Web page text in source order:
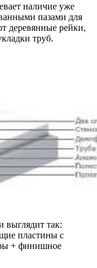
наличие уже
пазами для
деревянные рейки,
труб.
выглядит так:
пластины с
+ финишное